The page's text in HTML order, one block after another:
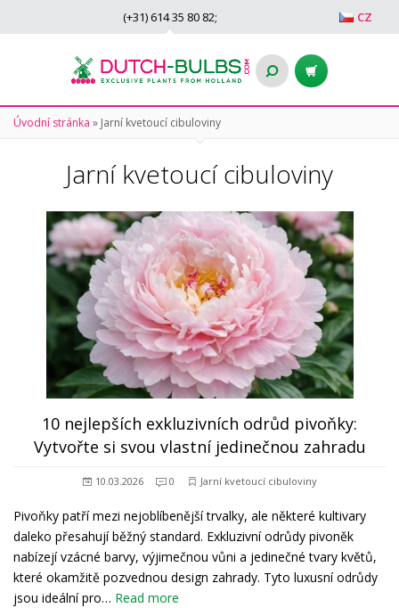
CZ
(+31) 614 35 80 82;
Úvodní stránka » Jarní kvetoucí cibuloviny
Jarní kvetoucí cibuloviny
10 nejlepších exkluzivních odrůd pivoňky:
Vytvořte si svou vlastní jedinečnou zahradu
10.03.2026 0 Jarní kvetoucí cibuloviny
Pivoňky patří mezi nejoblíbenější trvalky, ale některé kultivary
daleko přesahují běžný standard. Exkluzivní odrůdy pivoněk
nabízejí vzácné barvy, výjimečnou vůni a jedinečné tvary květů,
které okamžitě pozvednou design zahrady. Tyto luxusní odrůdy
jsou ideální pro… Read more